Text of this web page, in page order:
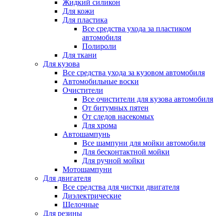
Жидкий силикон
Для кожи
Для пластика
Все средства ухода за пластиком
автомобиля
Полироли
Для ткани
Для кузова
Все средства ухода за кузовом автомобиля
Автомобильные воски
Очистители
Все очистители для кузова автомобиля
От битумных пятен
От следов насекомых
Для хрома
Автошампунь
Все шампуни для мойки автомобиля
Для бесконтактной мойки
Для ручной мойки
Мотошампуни
Для двигателя
Все средства для чистки двигателя
Диэлектрические
Щелочные
Для резины